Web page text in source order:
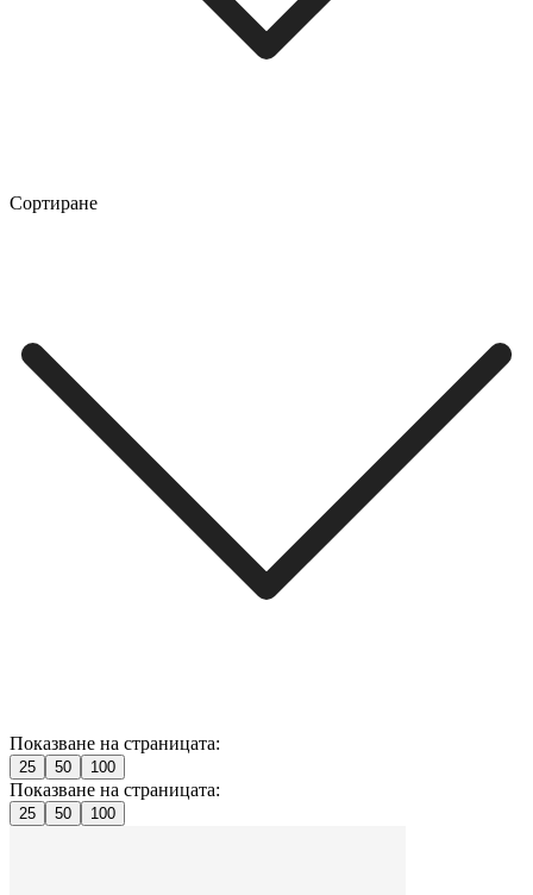
Сортиране
Показване на страницата:
25 50 100
Показване на страницата:
25 50 100